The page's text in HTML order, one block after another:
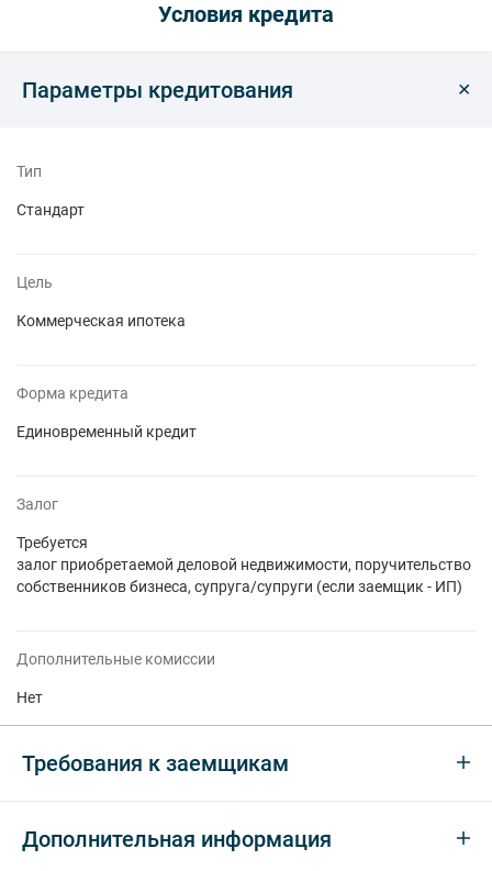
Условия кредита
Параметры кредитования
Тип
Стандарт
Цель
Коммерческая ипотека
Форма кредита
Единовременный кредит
Залог
Требуется
залог приобретаемой деловой недвижимости, поручительство
собственников бизнеса, супруга/супруги (если заемщик - ИП)
Дополнительные комиссии
Нет
Требования к заемщикам
Дополнительная информация